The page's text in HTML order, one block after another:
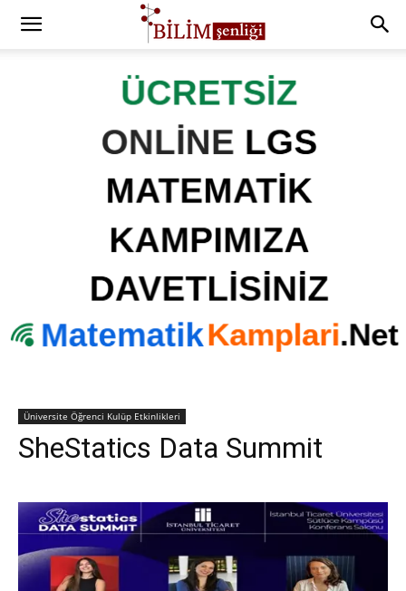
Üniversite Öğrenci Kulüp Etkinlikleri
SheStatics Data Summit